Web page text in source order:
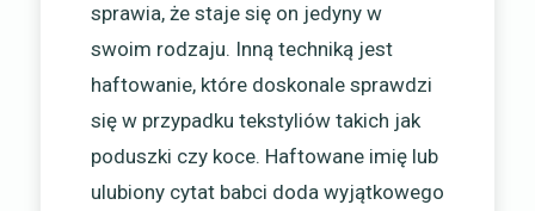
sprawia, że staje się on jedyny w
swoim rodzaju. Inną techniką jest
haftowanie, które doskonale sprawdzi
się w przypadku tekstyliów takich jak
poduszki czy koce. Haftowane imię lub
ulubiony cytat babci doda wyjątkowego